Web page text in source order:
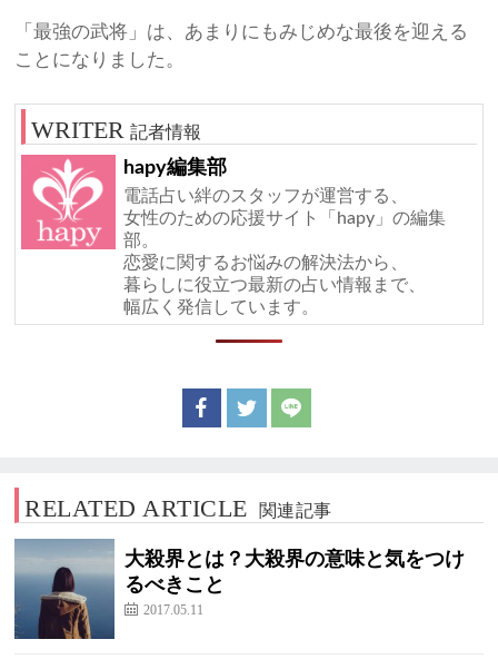
「最強の武将」は、あまりにもみじめな最後を迎える
ことになりました。
記者情報
hapy編集部
電話占い絆のスタッフが運営する、
女性のための応援サイト「hapy」の編集
部。
恋愛に関するお悩みの解決法から、
暮らしに役立つ最新の占い情報まで、
幅広く発信しています。
RELATED ARTICLE 関連記事
大殺界とは？大殺界の意味と気をつけ
るべきこと
2017.05.11